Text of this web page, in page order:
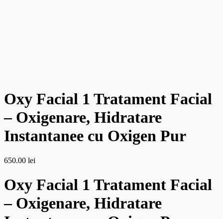
Oxy Facial 1 Tratament Facial
– Oxigenare, Hidratare
Instantanee cu Oxigen Pur
650.00 lei
Oxy Facial 1 Tratament Facial
– Oxigenare, Hidratare